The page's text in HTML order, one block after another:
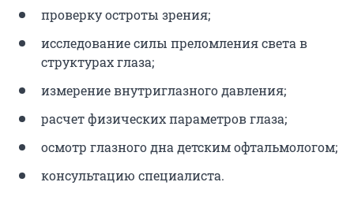
проверку остроты зрения;
исследование силы преломления света в
структурах глаза;
измерение внутриглазного давления;
расчет физических параметров глаза;
осмотр глазного дна детским офтальмологом;
консультацию специалиста.